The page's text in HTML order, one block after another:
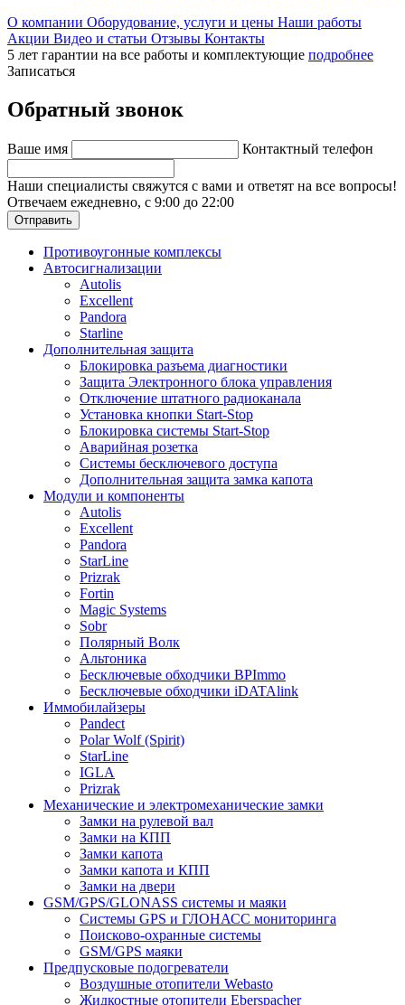
О компании Оборудование, услуги и цены Наши работы
Акции Видео и статьи Отзывы Контакты
5 лет гарантии на все работы и комплектующие подробнее
Записаться
Обратный звонок
Ваше имя Контактный телефон
Наши специалисты свяжутся с вами и ответят на все вопросы!
Отвечаем ежедневно, с 9:00 до 22:00
Отправить
Противоугонные комплексы
Автосигнализации
Autolis
Excellent
Pandora
Starline
Дополнительная защита
Блокировка разъема диагностики
Защита Электронного блока управления
Отключение штатного радиоканала
Установка кнопки Start-Stop
Блокировка системы Start-Stop
Аварийная розетка
Системы бесключевого доступа
Дополнительная защита замка капота
Модули и компоненты
Autolis
Excellent
Pandora
StarLine
Prizrak
Fortin
Magic Systems
Sobr
Полярный Волк
Альтоника
Бесключевые обходчики BPImmo
Бесключевые обходчики iDATAlink
Иммобилайзеры
Pandect
Polar Wolf (Spirit)
StarLine
IGLA
Prizrak
Механические и электромеханические замки
Замки на рулевой вал
Замки на КПП
Замки капота
Замки капота и КПП
Замки на двери
GSM/GPS/GLONASS системы и маяки
Системы GPS и ГЛОНАСС мониторинга
Поисково-охранные системы
GSM/GPS маяки
Предпусковые подогреватели
Воздушные отопители Webasto
Жидкостные отопители Eberspacher